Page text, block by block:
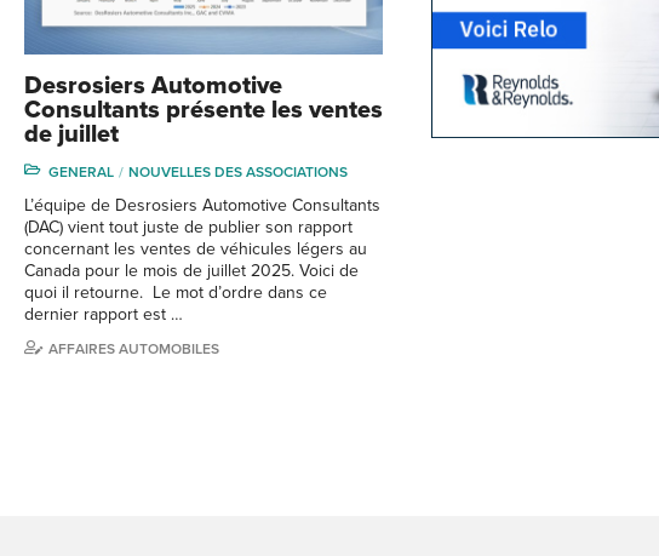
Desrosiers Automotive
Consultants présente les ventes
de juillet
GENERAL NOUVELLES DES ASSOCIATIONS
L’équipe de Desrosiers Automotive Consultants
(DAC) vient tout juste de publier son rapport
concernant les ventes de véhicules légers au
Canada pour le mois de juillet 2025. Voici de
quoi il retourne. Le mot d’ordre dans ce
dernier rapport est …
AFFAIRES AUTOMOBILES